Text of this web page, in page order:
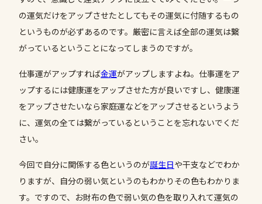
の運気だけをアップさせたとしてもその運気に付随するもの
というものが必ずあるのです。厳密に言えば全部の運気は繋
がっているということになってしまうのですが。
仕事運がアップすれば金運がアップしますよね。仕事運をア
ップするには健康運をアップさせた方が良いですし、健康運
をアップさせたいなら家庭運などをアップさせるというよう
に、運気の全ては繋がっているということを忘れないでくだ
さい。
今回で自分に関係する色というのが誕生日や干支などでわか
りますが、自分の弱い気というのもわかりその色もわかりま
す。ですので、お財布の色で弱い気の色を取り入れて運気の